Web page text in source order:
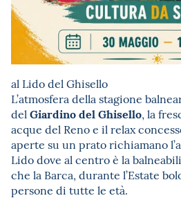
al Lido del Ghisello
L’atmosfera della stagione
del Giardino del Ghisello, la
acque del Reno e il relax
aperte su un prato richiamano
Lido dove al centro è la
che la Barca, durante l’Estate
persone di tutte le età.